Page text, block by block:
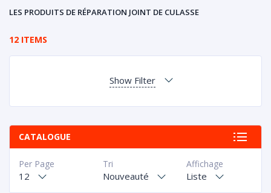
LES PRODUITS DE RÉPARATION JOINT DE CULASSE
12 ITEMS
Show Filter
CATALOGUE
Affichage
Liste
Tri
Nouveauté
Per Page
12